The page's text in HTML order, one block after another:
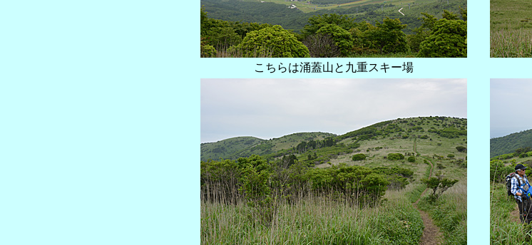
こちらは涌蓋山と九重スキー場